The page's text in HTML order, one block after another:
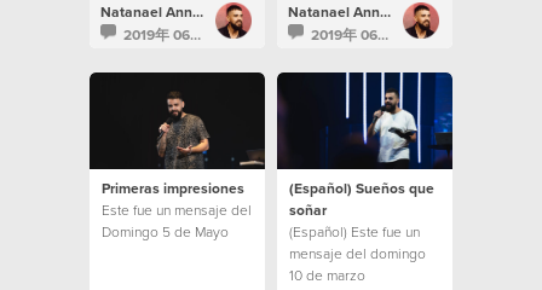
Natanael Annacondia
2019年 06月 23日
Natanael Annacondia
2019年 06月 3日
Primeras impresiones
Este fue un mensaje del
Domingo 5 de Mayo
(Español) Sueños que
soñar
(Español) Este fue un
mensaje del domingo
10 de marzo